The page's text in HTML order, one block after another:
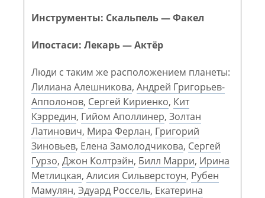
Инструменты: Скальпель — Факел
Ипостаси: Лекарь — Актёр
Люди с таким же расположением планеты:
Лилиана Алешникова, Андрей Григорьев-
Апполонов, Сергей Кириенко, Кит
Кэрредин, Гийом Аполлинер, Золтан
Латинович, Мира Ферлан, Григорий
Зиновьев, Елена Замолодчикова, Сергей
Гурзо, Джон Колтрэйн, Билл Марри, Ирина
Метлицкая, Алисия Сильверстоун, Рубен
Мамулян, Эдуард Россель, Екатерина